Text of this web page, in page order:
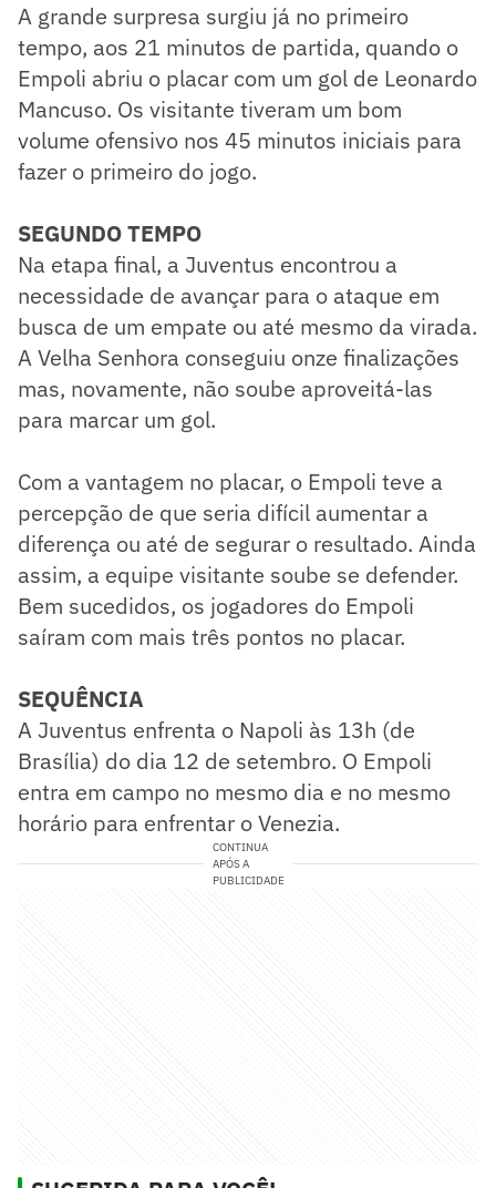
A grande surpresa surgiu já no primeiro
tempo, aos 21 minutos de partida, quando o
Empoli abriu o placar com um gol de Leonardo
Mancuso. Os visitante tiveram um bom
volume ofensivo nos 45 minutos iniciais para
fazer o primeiro do jogo.
SEGUNDO TEMPO
Na etapa final, a Juventus encontrou a
necessidade de avançar para o ataque em
busca de um empate ou até mesmo da virada.
A Velha Senhora conseguiu onze finalizações
mas, novamente, não soube aproveitá-las
para marcar um gol.
Com a vantagem no placar, o Empoli teve a
percepção de que seria difícil aumentar a
diferença ou até de segurar o resultado. Ainda
assim, a equipe visitante soube se defender.
Bem sucedidos, os jogadores do Empoli
saíram com mais três pontos no placar.
SEQUÊNCIA
A Juventus enfrenta o Napoli às 13h (de
Brasília) do dia 12 de setembro. O Empoli
entra em campo no mesmo dia e no mesmo
horário para enfrentar o Venezia.
CONTINUA
APÓS A
PUBLICIDADE